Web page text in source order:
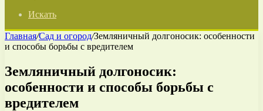
Искать
Главная/Сад и огород/Земляничный долгоносик: особенности
и способы борьбы с вредителем
Земляничный долгоносик:
особенности и способы борьбы с
вредителем